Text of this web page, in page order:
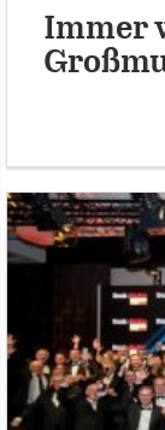
Immer